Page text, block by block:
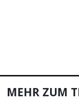
MEHR ZUM